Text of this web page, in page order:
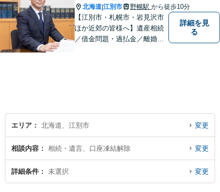
北海道|江別市 野幌駅 から徒歩10分
【江別市・札幌市・岩見沢市
ほか近郊の皆様へ】遺産相続
／借金問題・過払金／離婚／
詳細を見
る
エリア 北海道、江別市 変更
相談内容 相続・遺言、口座凍結解除 変更
詳細条件 未選択 変更